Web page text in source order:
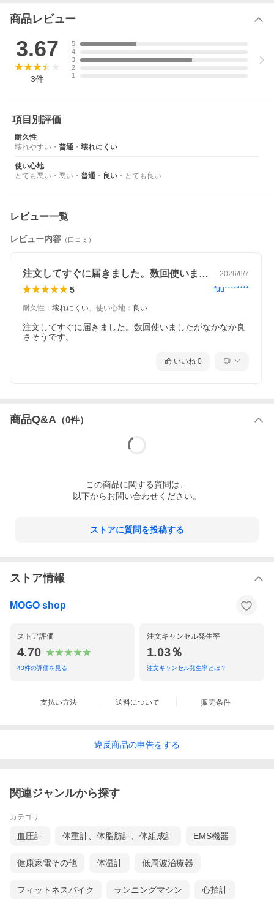
商品レビュー
3.67
3件
5
4
3
2
1
項目別評価
耐久性
壊れやすい ・ 普通 ・ 壊れにくい
使い心地
とても悪い ・ 悪い ・ 普通 ・ 良い ・ とても良い
レビュー一覧
レビュー内容 （口コミ）
注文してすぐに届きました。数回使いまし… 2026/6/7
5 fuu********
耐久性 ： 壊れにくい、 使い心地 ： 良い
注文してすぐに届きました。数回使いましたがなかなか良
さそうです。
いいね 0
商品Q&A （0件）
この商品に関する質問は、
以下からお問い合わせください。
ストアに質問を投稿する
ストア情報
MOGO shop
ストア評価
4.70
43件の評価を見る
注文キャンセル発生率
1.03％
注文キャンセル発生率とは？
支払い方法 送料について 販売条件
違反商品の申告をする
関連ジャンルから探す
カテゴリ
血圧計 体重計、体脂肪計、体組成計 EMS機器
健康家電その他 体温計 低周波治療器
フィットネスバイク ランニングマシン 心拍計